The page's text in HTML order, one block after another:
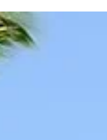
Charters de vela para
seguridad, descubrimiento
jubilación es el momento